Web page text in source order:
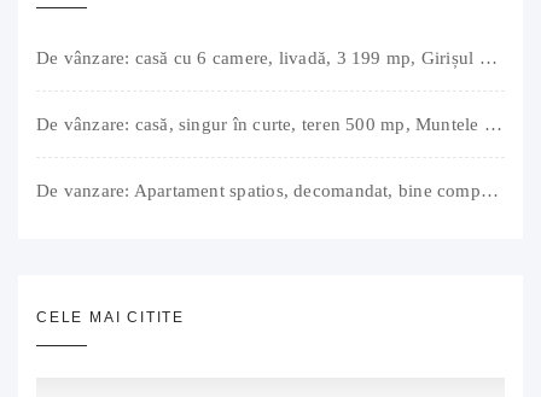
De vânzare: casă cu 6 camere, livadă, 3 199 mp, Girișul Negru, Bihor, 42 000 Euro. Comision 0.
De vânzare: casă, singur în curte, teren 500 mp, Muntele Găina, Oradea. 157.000 € (negociabil). Comision 0.
De vanzare: Apartament spatios, decomandat, bine compartimentat, 3 camere, 2 bai, bucatarie, suprafață utilă de 64 mp + 3 balcoane (11 mp), strada Barierei, zona Dragos Voda Oradea. 89 500 E (neg). Comision 0
CELE MAI CITITE